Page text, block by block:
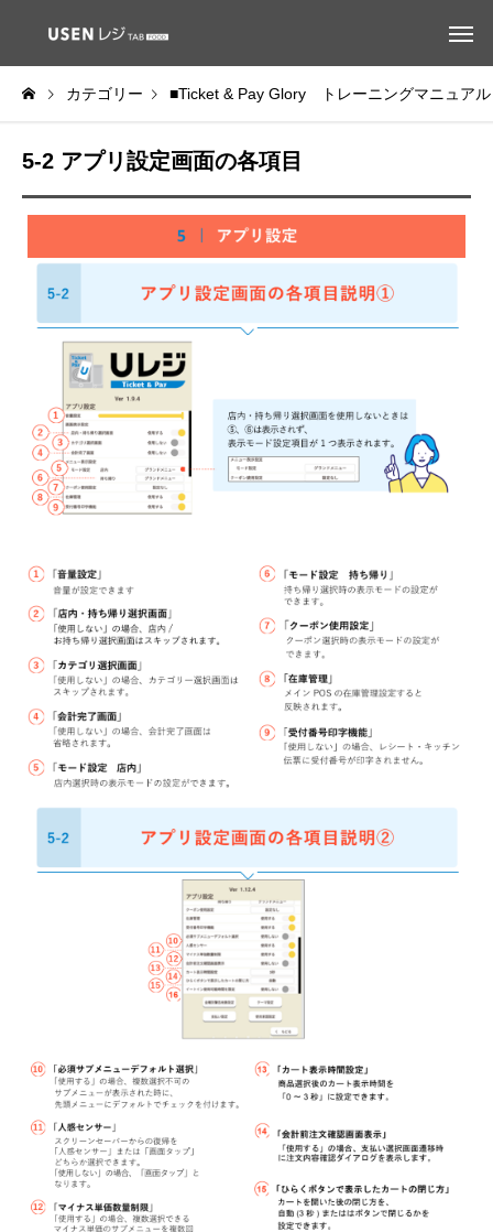
カテゴリー ■Ticket & Pay Glory トレーニングマニュアル
5-2 アプリ設定画面の各項目